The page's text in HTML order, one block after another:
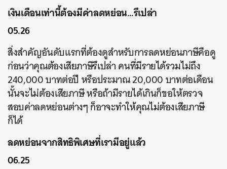
เงินเดือนเท่านี้ต้องมีค่าลดหย่อน…รึเปล่า
05.26
สิ่งสำคัญอันดับแรกที่ต้องดูสำหรับการลดหย่อนภาษีคือดู
ก่อนว่าคุณต้องเสียภาษีรึเปล่า คนที่มีรายได้รวมไม่ถึง
240,000 บาทต่อปี หรือประมาณ 20,000 บาทต่อเดือน
นั้นจะไม่ต้องเสียภาษี หรือถ้ามีรายได้เกินก็ขอให้ตรวจ
สอบค่าลดหย่อนต่างๆ ก็อาจะทำให้คุณไม่ต้องเสียภาษี
ก็ได้
ลดหย่อนจากสิทธิพิเศษที่เรามีอยู่แล้ว
06.25